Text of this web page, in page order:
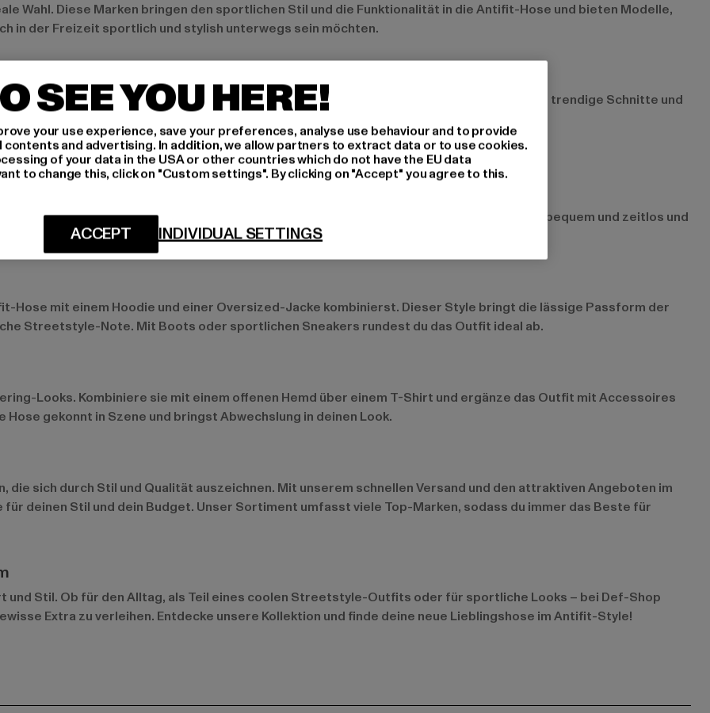
Wahl. Diese Marken bringen den sportlichen Stil und die Funktionalität in die Antifit-Hose und bieten Modelle,
in der Freizeit sportlich und stylish unterwegs sein möchten.
umsetzen. Mit ihren Hosen bringst du den Streetstyle in deinen Look und setzt auf trendige Schnitte und
Stil lieben und Wert auf hochwertige Mode legen.
Hose am besten mit einem einfachen T-Shirt und coolen Sneakers. Dieser Look ist bequem und zeitlos und
wird der Style lässig und komplett.
Hose mit einem Hoodie und einer Oversized-Jacke kombinierst. Dieser Style bringt die lässige Passform der
Streetstyle-Note. Mit Boots oder sportlichen Sneakers rundest du das Outfit ideal ab.
Looks. Kombiniere sie mit einem offenen Hemd über einem T-Shirt und ergänze das Outfit mit Accessoires
gekonnt in Szene und bringst Abwechslung in deinen Look.
sich durch Stil und Qualität auszeichnen. Mit unserem schnellen Versand und den attraktiven Angeboten im
deinen Stil und dein Budget. Unser Sortiment umfasst viele Top-Marken, sodass du immer das Beste für
Stil. Ob für den Alltag, als Teil eines coolen Streetstyle-Outfits oder für sportliche Looks – bei Def-Shop
Extra zu verleihen. Entdecke unsere Kollektion und finde deine neue Lieblingshose im Antifit-Style!
SEE YOU HERE!
your use experience, save your preferences, analyse use behaviour and to provide
and advertising. In addition, we allow partners to extract data or to use cookies.
of your data in the USA or other countries which do not have the EU data
to change this, click on "Custom settings". By clicking on "Accept" you agree to this.
INDIVIDUAL SETTINGS
ACCEPT